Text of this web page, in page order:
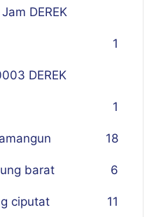
DEREK
1
DEREK
1
18
barat 6
ciputat 11